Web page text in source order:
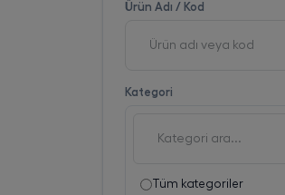
Ürün Adı / Kod
Kategori
Tüm kategoriler